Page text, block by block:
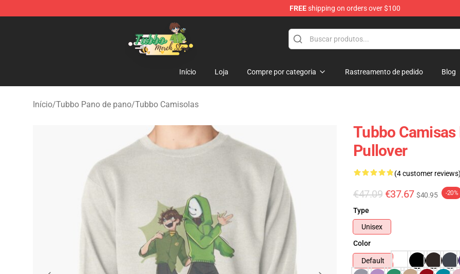
FREEshipping on orders over $100
Tubbo Store - Official Tubbo Merchandise Shop
Início Loja Compre por categoria Rastreamento de pedido Blog
Início/Tubbo Pano de pano/Tubbo Camisolas
Tubbo Camisas
Pullover
(4 customer reviews)
€47.09 €37.67 $40.95 -20%
Type
Unisex
Color
Default